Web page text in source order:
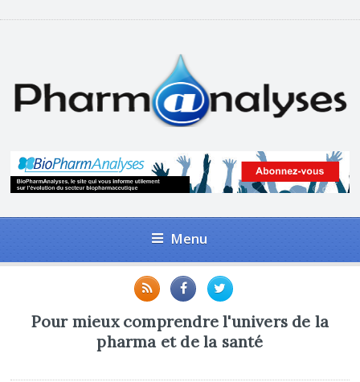
Menu
Pour mieux comprendre l'univers de la
pharma et de la santé